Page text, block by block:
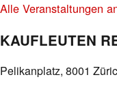
Alle Veranstaltungen
KAUFLEUTEN
Pelikanplatz, 8001